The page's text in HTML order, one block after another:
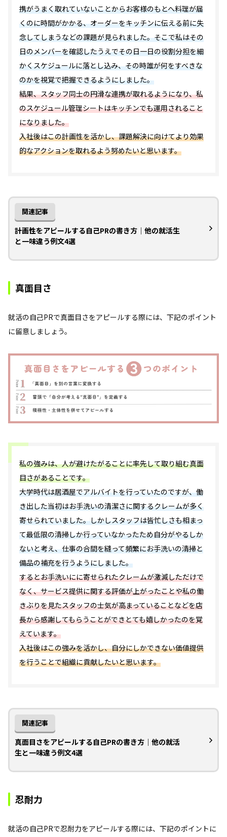
携がうまく取れていないことからお客様のもとへ料理が届
くのに時間がかかる、オーダーをキッチンに伝える前に失
念してしまうなどの課題が見られました。そこで私はその
日のメンバーを確認したうえでその日一日の役割分担を細
かくスケジュールに落とし込み、その時誰が何をすべきな
のかを視覚で把握できるようにしました。
結果、スタッフ同士の円滑な連携が取れるようになり、私
のスケジュール管理シートはキッチンでも運用されること
になりました。
入社後はこの計画性を活かし、課題解決に向けてより効果
的なアクションを取れるよう努めたいと思います。
関連記事
計画性をアピールする自己PRの書き方｜他の就活生
と一味違う例文4選
真面目さ
就活の自己PRで真面目さをアピールする際には、下記のポイント
に留意しましょう。
私の強みは、人が避けたがることに率先して取り組む真面
目さがあることです。
大学時代は居酒屋でアルバイトを行っていたのですが、働
き出した当初はお手洗いの清潔さに関するクレームが多く
寄せられていました。しかしスタッフは皆忙しさも相まっ
て最低限の清掃しか行っていなかったため自分がやるしか
ないと考え、仕事の合間を縫って頻繁にお手洗いの清掃と
備品の補充を行うようにしました。
するとお手洗いにに寄せられたクレームが激減しただけで
なく、サービス提供に関する評価が上がったことや私の働
きぶりを見たスタッフの士気が高まっていることなどを店
長から感謝してもらうことができとても嬉しかったのを覚
えています。
入社後はこの強みを活かし、自分にしかできない価値提供
を行うことで組織に貢献したいと思います。
関連記事
真面目さをアピールする自己PRの書き方｜他の就活
生と一味違う例文4選
忍耐力
就活の自己PRで忍耐力をアピールする際には、下記のポイントに